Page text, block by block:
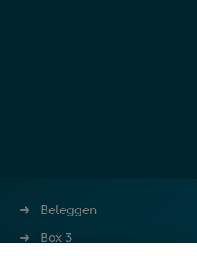
Beleggen
Box 3